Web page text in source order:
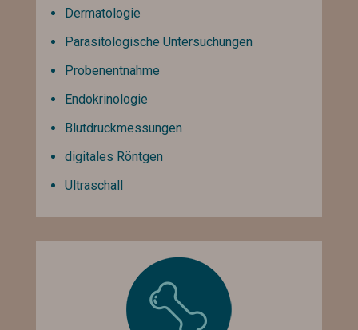
Dermatologie
Parasitologische Untersuchungen
Probenentnahme
Endokrinologie
Blutdruckmessungen
digitales Röntgen
Ultraschall